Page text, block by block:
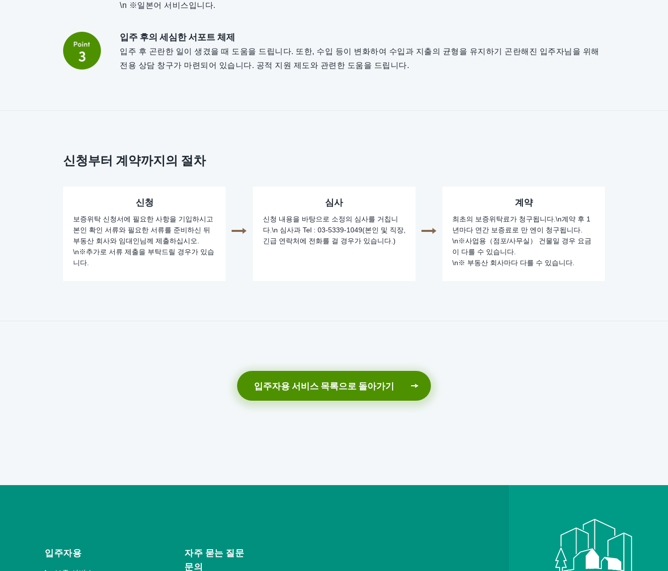
\n ※일본어 서비스입니다.
입주 후의 세심한 서포트 체제
입주 후 곤란한 일이 생겼을 때 도움을 드립니다. 또한, 수입 등이 변화하여 수입과 지출의 균형을 유지하기 곤란해진 입주자님을 위해
전용 상담 창구가 마련되어 있습니다. 공적 지원 제도와 관련한 도움을 드립니다.
신청부터 계약까지의 절차
신청
보증위탁 신청서에 필요한 사항을 기입하시고
본인 확인 서류와 필요한 서류를 준비하신 뒤
부동산 회사와 임대인님께 제출하십시오.
\n※추가로 서류 제출을 부탁드릴 경우가 있습
니다.
심사
신청 내용을 바탕으로 소정의 심사를 거칩니
다.\n 심사과 Tel : 03-5339-1049(본인 및 직장,
긴급 연락처에 전화를 걸 경우가 있습니다.)
계약
최초의 보증위탁료가 청구됩니다.\n계약 후 1
년마다 연간 보증료로 만 엔이 청구됩니다.
\n※사업용（점포/사무실） 건물일 경우 요금
이 다를 수 있습니다.
\n※ 부동산 회사마다 다를 수 있습니다.
입주자용 서비스 목록으로 돌아가기
입주자용
자주 묻는 질문
문의